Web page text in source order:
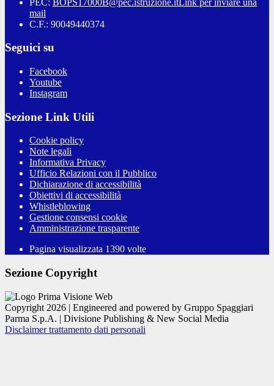
mail
C.F.: 90049440374
Seguici su
Facebook
Youtube
Instagram
Sezione Link Utili
Cookie policy
Note legali
Informativa Privacy
Ufficio Relazioni con il Pubblico
Dichiarazione di accessibilità
Obiettivi di accessibilità
Whistleblowing
Gestione consensi cookie
Amministrazione trasparente
Pagina visualizzata 1390 volte
Sezione Copyright
Copyright 2026 | Engineered and powered by Gruppo Spaggiari
Parma S.p.A. | Divisione Publishing & New Social Media
Disclaimer trattamento dati personali